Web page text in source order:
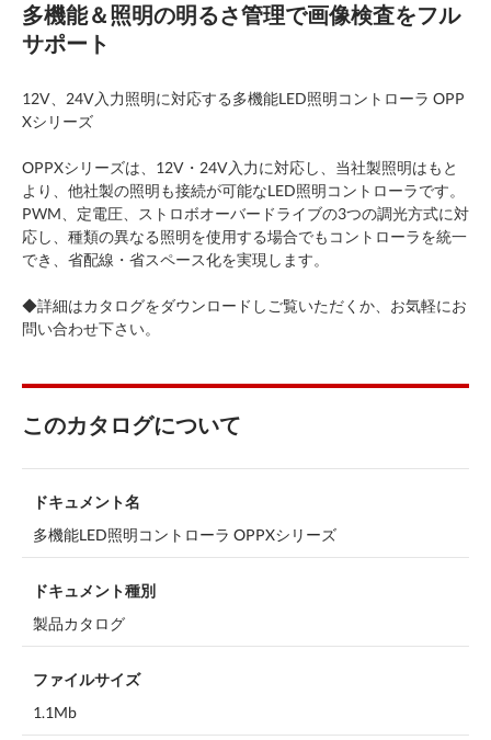
多機能＆照明の明るさ管理で画像検査をフル
サポート
12V、24V入力照明に対応する多機能LED照明コントローラ OPP
Xシリーズ
OPPXシリーズは、12V・24V入力に対応し、当社製照明はもと
より、他社製の照明も接続が可能なLED照明コントローラです。
PWM、定電圧、ストロボオーバードライブの3つの調光方式に対
応し、種類の異なる照明を使用する場合でもコントローラを統一
でき、省配線・省スペース化を実現します。
◆詳細はカタログをダウンロードしご覧いただくか、お気軽にお
問い合わせ下さい。
このカタログについて
ドキュメント名
多機能LED照明コントローラ OPPXシリーズ
ドキュメント種別
製品カタログ
ファイルサイズ
1.1Mb